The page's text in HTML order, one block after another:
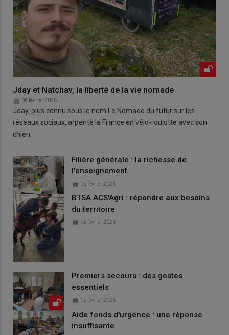
Jday et Natchav, la liberté de la vie nomade
05 février 2026
Jday, plus connu sous le nom Le Nomade du futur sur les
réseaux sociaux, arpente la France en vélo-roulotte avec son
chien.
Filière générale : la richesse de
l'enseignement
05 février 2026
BTSA ACS'Agri : répondre aux besoins
du territoire
05 février 2026
Premiers secours : des gestes
essentiels
05 février 2026
Aide fonds d'urgence : une réponse
insuffisante